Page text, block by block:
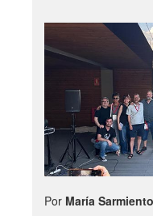
Por María Sarmiento